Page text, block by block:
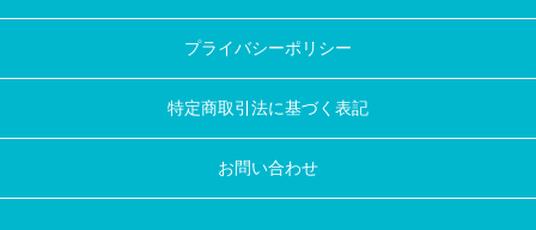
プライバシーポリシー
特定商取引法に基づく表記
お問い合わせ